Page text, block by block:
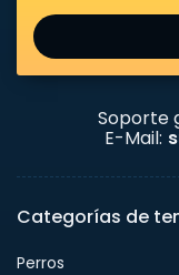
Soporte
E-Mail:
Categorías de
Perros